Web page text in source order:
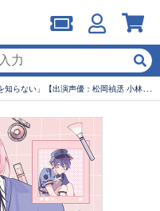
ない」【出演声優：松岡禎丞 小林千晃】